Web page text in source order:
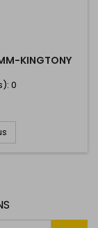
KINGTONY
0